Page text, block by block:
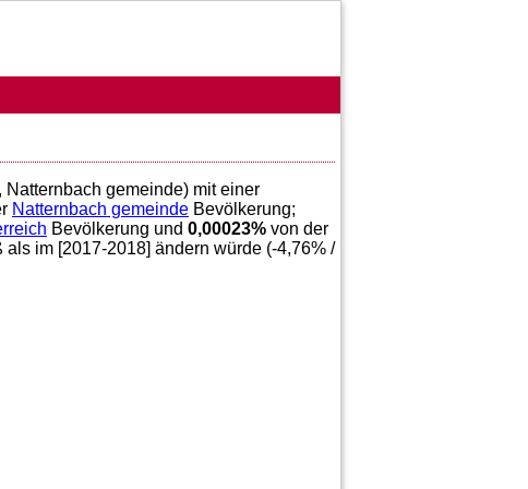
gemeinde) mit einer
Natternbach gemeinde Bevölkerung;
Bevölkerung und 0,00023% von der
im [2017-2018] ändern würde (-4,76% /